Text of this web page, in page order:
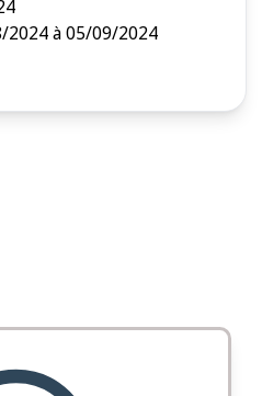
à 05/09/2024